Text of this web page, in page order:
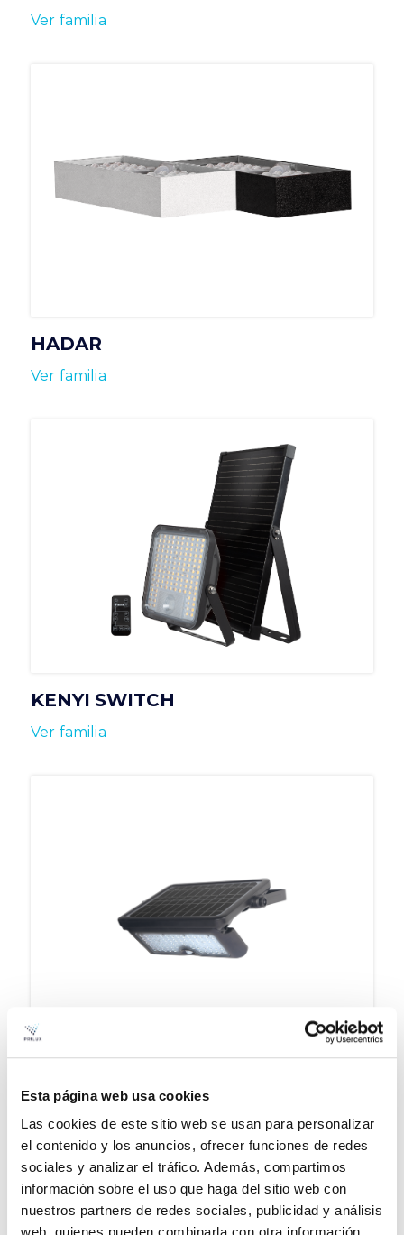
Esta página web usa cookies
Las cookies de este sitio web se usan para personalizar
el contenido y los anuncios, ofrecer funciones de redes
sociales y analizar el tráfico. Además, compartimos
información sobre el uso que haga del sitio web con
nuestros partners de redes sociales, publicidad y análisis
Ver familia
HADAR
Ver familia
KENYI SWITCH
Ver familia